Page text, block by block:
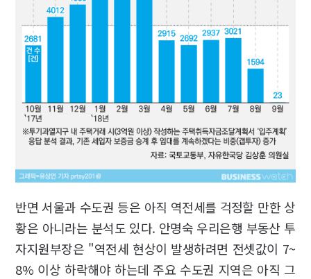
반면 서울과 수도권 등은 아직 역전세를 걱정할 만한 상
황은 아니라는 분석도 있다. 안명숙 우리은행 부동산 투
자지원부장은 "역전세 현상이 발생하려면 전셋값이 7~
8% 이상 하락해야 하는데 주요 수도권 지역은 아직 그